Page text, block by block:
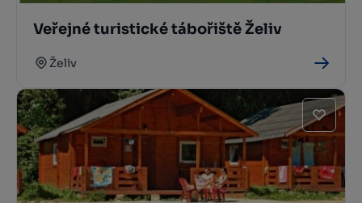
Veřejné turistické tábořiště Želiv
Želiv